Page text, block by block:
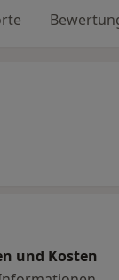
und Kosten